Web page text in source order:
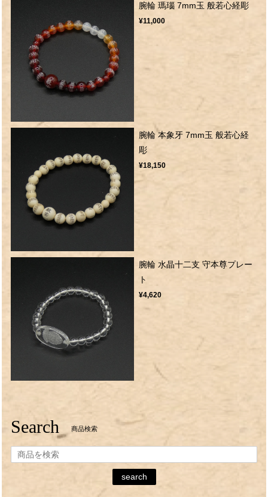
腕輪 瑪瑙 7mm玉 般若心経彫
¥11,000
腕輪 本象牙 7mm玉 般若心経
彫
¥18,150
腕輪 水晶十二支 守本尊プレー
ト
¥4,620
Search 商品検索
search